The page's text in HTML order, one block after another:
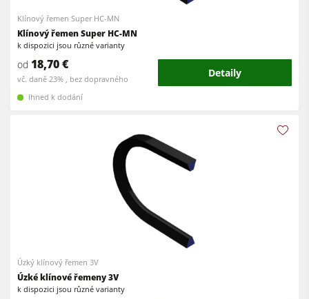
Klínový řemen Super HC-MN
Klínový řemen Super HC-MN
k dispozici jsou různé varianty
od 18,70 €
vč. daně 23% , bez dopravného Detaily
Ihned k dodání
Úzký klínový řemen 3V
Úzké klínové řemeny 3V
k dispozici jsou různé varianty